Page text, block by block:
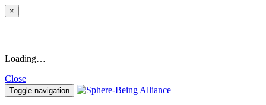
×
Loading…
Close
Toggle navigation